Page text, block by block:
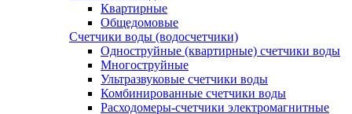
Квартирные
Общедомовые
Счетчики воды (водосчетчики)
Одноструйные (квартирные) счетчики воды
Многоструйные
Ультразвуковые счетчики воды
Комбинированные счетчики воды
Расходомеры-счетчики электромагнитные